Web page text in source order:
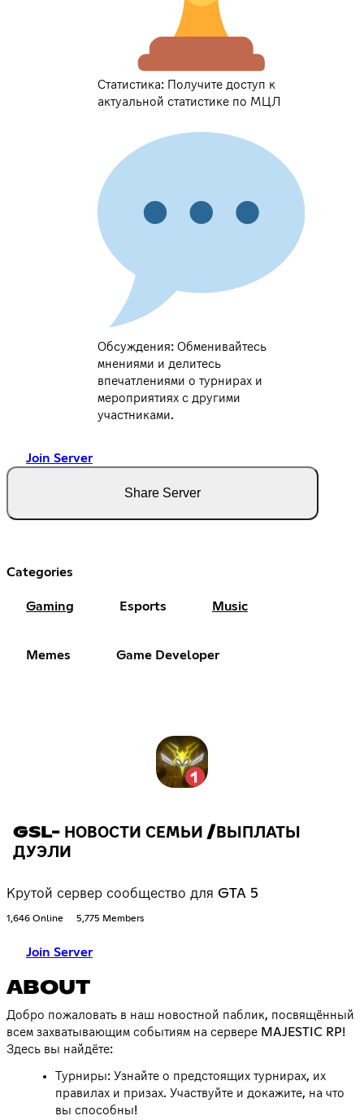
Статистика: Получите доступ к
актуальной статистике по МЦЛ
Обсуждения: Обменивайтесь
мнениями и делитесь
впечатлениями о турнирах и
мероприятиях с другими
участниками.
Join Server
Share Server
Categories
Gaming Esports Music
Memes Game Developer
GSL- НОВОСТИ СЕМЬИ /ВЫПЛАТЫ
ДУЭЛИ
Крутой сервер сообщество для GTA 5
1,646 Online 5,775 Members
Join Server
ABOUT
Добро пожаловать в наш новостной паблик, посвящённый
всем захватывающим событиям на сервере MAJESTIC RP!
Здесь вы найдёте:
Турниры: Узнайте о предстоящих турнирах, их
правилах и призах. Участвуйте и докажите, на что
вы способны!